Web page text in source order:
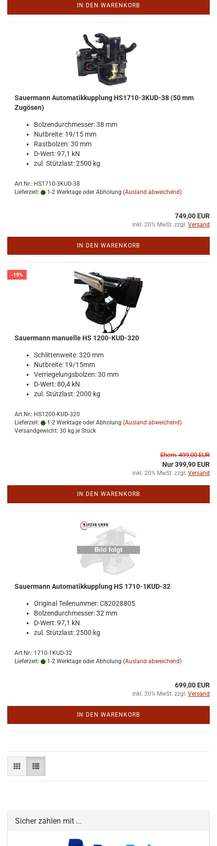
IN DEN WARENKORB
Sauer­mann Au­to­ma­tik­kupp­lung HS1710-​​3KUD-​38 (50 mm
Zu­gö­sen)
Bol­zen­durch­mes­ser: 38 mm
Nut­brei­te: 19/15 mm
Rast­bol­zen: 30 mm
D-​Wert: 97,1 kN
zul. Stütz­last: 2500 kg
Art.Nr.: HS1710-3KUD-38
Lieferzeit:
1-2 Werktage oder Abholung (Ausland abweichend)
749,00 EUR
inkl. 20% MwSt. zzgl. Versand
IN DEN WARENKORB
-19%
Sauer­mann ma­nu­el­le HS 1200-​KUD-​320
Schlit­ten­wei­te: 320 mm
Nut­brei­te: 19/15mm
Ver­rie­ge­lungs­bol­zen: 30 mm
D-​Wert: 80,4 kN
zul. Stütz­last: 2000 kg
Art.Nr.: HS1200-KUD-320
Lieferzeit:
1-2 Werktage oder Abholung (Ausland abweichend)
Versandgewicht: 30 kg je Stück
Ehem. 499,00 EUR
Nur 399,90 EUR
inkl. 20% MwSt. zzgl. Versand
IN DEN WARENKORB
Sauer­mann Au­to­ma­tik­kupp­lung HS 1710-​1KUD-​32
Ori­gi­nal Tei­le­num­mer: C82028805
Bol­zen­durch­mes­ser: 32 mm
D-​Wert: 97,1 kN
zul. Stütz­last: 2500 kg
Art.Nr.: 1710-1KUD-32
Lieferzeit:
1-2 Werktage oder Abholung (Ausland abweichend)
699,00 EUR
inkl. 20% MwSt. zzgl. Versand
IN DEN WARENKORB
Sicher zahlen mit ...